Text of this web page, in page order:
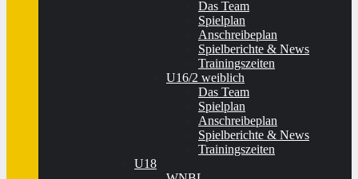
Das Team
Spielplan
Anschreibeplan
Spielberichte & News
Trainingszeiten
U16/2 weiblich
Das Team
Spielplan
Anschreibeplan
Spielberichte & News
Trainingszeiten
U18